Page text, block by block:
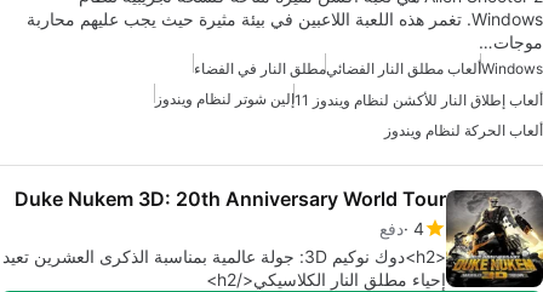
Windows. تغمر هذه اللعبة اللاعبين في بيئة مثيرة حيث يجب عليهم محاربة
موجات…
Windowsألعاب مطلق النار الفضائيمطلق النار في الفضاء
ألعاب إطلاق النار للأكشن لنظام ويندوز 11
إلين شوتر لنظام ويندوز
ألعاب الحركة لنظام ويندوز
Duke Nukem 3D: 20th Anniversary World Tour
4 دفع
<h2>دوك نوكيم 3D: جولة عالمية بمناسبة الذكرى العشرين تعيد
إحياء مطلق النار الكلاسيكي</h2>